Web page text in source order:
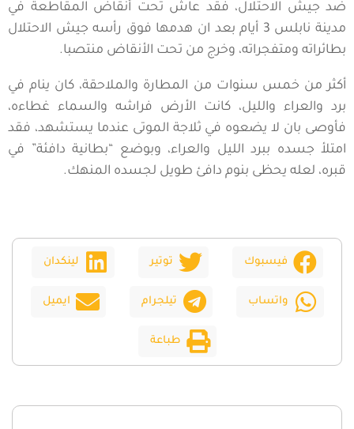
ضد جيش الاحتلال، فقد عاش تحت أنقاض المقاطعة في
مدينة نابلس 3 أيام بعد ان هدمها فوق رأسه جيش الاحتلال
بطائراته ومتفجراته، وخرج من تحت الأنقاض منتصبا.
أكثر من خمس سنوات من المطارة والملاحقة، كان ينام في
برد والعراء والليل، كانت الأرض فراشه والسماء غطاءه،
فأوصى بان لا يضعوه في ثلاجة الموتى عندما يستشهد، فقد
امتلأ جسده ببرد الليل والعراء، وبوضع “بطانية دافئة” في
قبره، لعله يحظى بنوم دافئ طويل لجسده المنهك.
فيسبوك توتير لينكدان
واتساب تيلجرام ايميل
طباعة